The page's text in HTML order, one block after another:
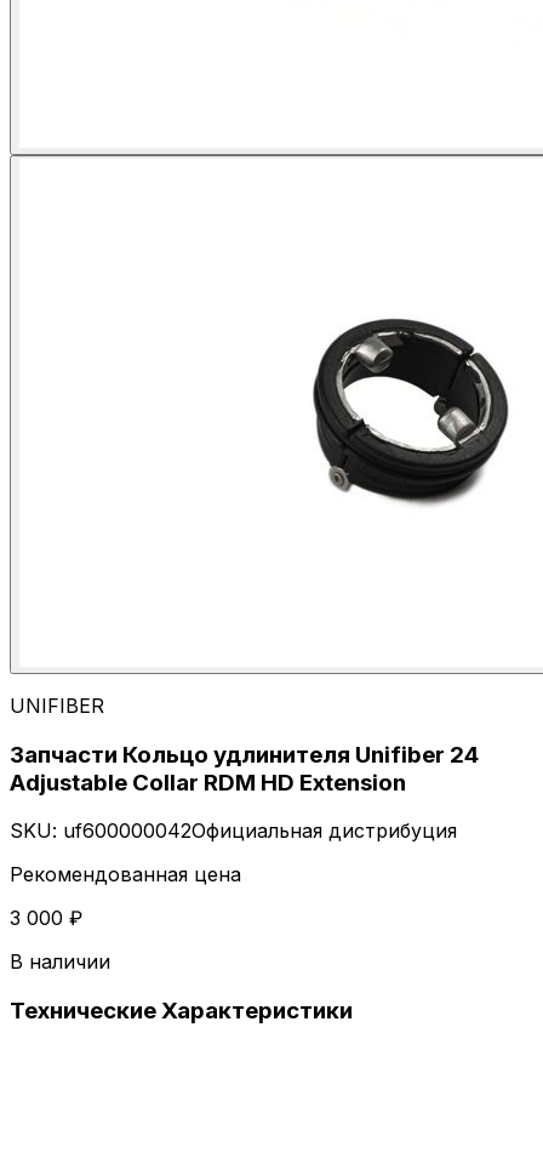
UNIFIBER
Запчасти Кольцо удлинителя Unifiber 24
Adjustable Collar RDM HD Extension
SKU: uf600000042Официальная дистрибуция
Рекомендованная цена
3 000 ₽
В наличии
ТехническиеХарактеристики